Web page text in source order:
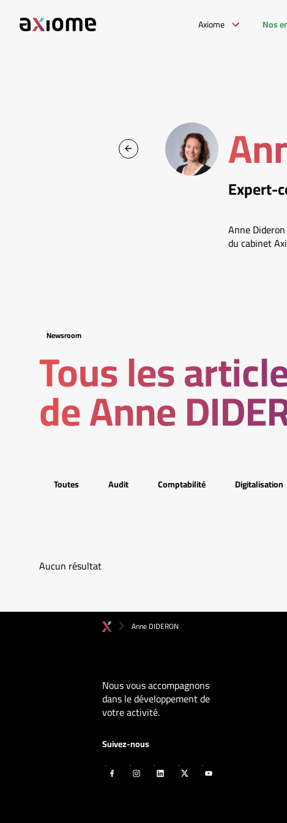
Axiome Nos
Expert-
Anne
du cabinet
Newsroom
Tous les
de Anne
Toutes Audit Comptabilité Digitalisation
Aucun résultat
Anne DIDERON
Nous vous accompagnons
dans le développement de
votre activité.
Suivez-nous